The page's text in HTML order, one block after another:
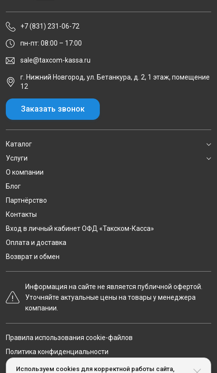
Используем cookies для корректной работы сайта,
+7 (831) 231-06-72
пн-пт: 08:00 – 17:00
sale@taxcom-kassa.ru
г. Нижний Новгород, ул. Бетанкура, д. 2, 1 этаж, помещение
12
Заказать звонок
Каталог
Услуги
О компании
Блог
Партнёрство
Контакты
Вход в личный кабинет ОФД «Такском-Касса»
Оплата и доставка
Возврат и обмен
Информация на сайте не является публичной офертой.
Уточняйте актуальные цены на товары у менеджера
компании.
Правила использования cookie-файлов
Политика конфиденциальности
Карта сайта